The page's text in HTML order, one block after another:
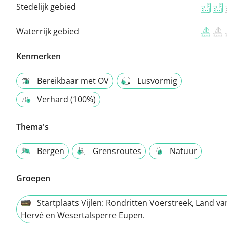
Stedelijk gebied
Waterrijk gebied
Kenmerken
Bereikbaar met OV
Lusvormig
Verhard (100%)
Thema's
Bergen Grensroutes Natuur
Groepen
Startplaats Vijlen: Rondritten Voerstreek, Land
Hervé en Wesertalsperre Eupen.